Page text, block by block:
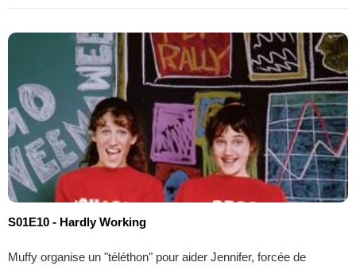
S01E10 - Hardly Working
Muffy organise un "téléthon" pour aider Jennifer, forcée de